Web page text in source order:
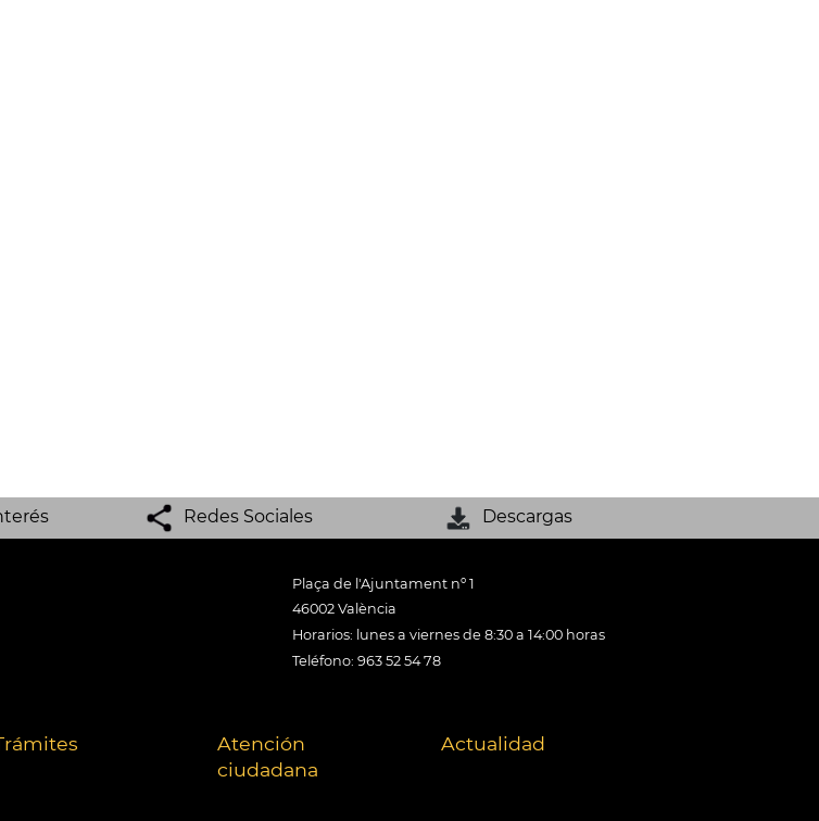
Redes Sociales Descargas
Plaça de l'Ajuntament nº 1
46002 València
Horarios: lunes a viernes de 8:30 a 14:00 horas
Teléfono: 963 52 54 78
Atención
ciudadana
Actualidad